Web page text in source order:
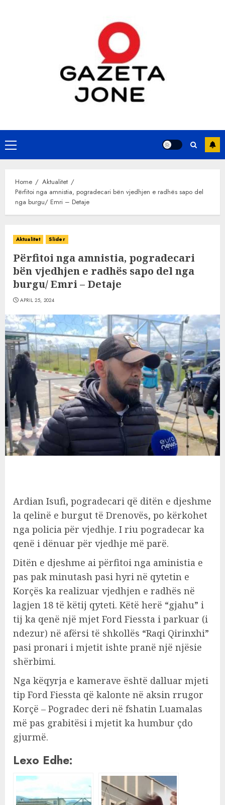
Primary
Menu
Home
Aktualitet
Përfitoi nga amnistia, pogradecari bën vjedhjen e radhës sapo del
nga burgu/ Emri – Detaje
Aktualitet Slider
Përfitoi nga amnistia, pogradecari
bën vjedhjen e radhës sapo del nga
burgu/ Emri – Detaje
APRIL 25, 2024
Ardian Isufi, pogradecari që ditën e djeshme
la qelinë e burgut të Drenovës, po kërkohet
nga policia për vjedhje. I riu pogradecar ka
qenë i dënuar për vjedhje më parë.
Ditën e djeshme ai përfitoi nga aministia e
pas pak minutash pasi hyri në qytetin e
Korçës ka realizuar vjedhjen e radhës në
lagjen 18 të këtij qyteti. Këtë herë “gjahu” i
tij ka qenë një mjet Ford Fiessta i parkuar (i
ndezur) në afërsi të shkollës “Raqi Qirinxhi”
pasi pronari i mjetit ishte pranë një njësie
shërbimi.
Nga këqyrja e kamerave është dalluar mjeti
tip Ford Fiessta që kalonte në aksin rrugor
Korçë – Pogradec deri në fshatin Luamalas
më pas grabitësi i mjetit ka humbur çdo
gjurmë.
Lexo Edhe: